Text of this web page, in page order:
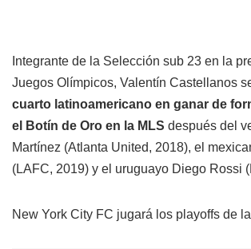
Integrante de la Selección sub 23 en la
Juegos Olímpicos, Valentín Castellanos
cuarto latinoamericano en ganar de
el Botín de Oro en la MLS después del
Martínez (Atlanta United, 2018), el
(LAFC, 2019) y el uruguayo Diego Rossi
New York City FC jugará los playoffs de